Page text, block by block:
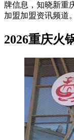
牌信息，知晓新重
加盟加盟资讯频道。
2026重庆火